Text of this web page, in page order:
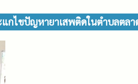
แกไขปัญหายาเสพติดในตำบลตลา